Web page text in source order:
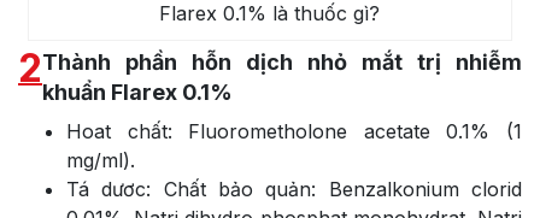
Flarex 0.1% là thuốc gì?
2Thành phần hỗn dịch nhỏ mắt trị nhiễm
khuẩn Flarex 0.1%
Hoat chất: Fluorometholone acetate 0.1% (1
mg/ml).
Tá dươc: Chất bảo quản: Benzalkonium clorid